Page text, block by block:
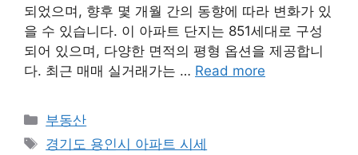
되었으며, 향후 몇 개월 간의 동향에 따라 변화가 있
을 수 있습니다. 이 아파트 단지는 851세대로 구성
되어 있으며, 다양한 면적의 평형 옵션을 제공합니
다. 최근 매매 실거래가는 … Read more
Categories
부동산
Tags
경기도 용인시 아파트 시세